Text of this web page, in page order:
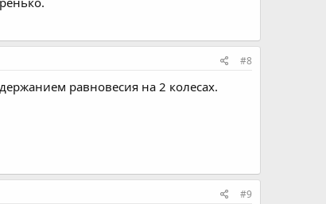
#8
равновесия на 2 колесах.
#9